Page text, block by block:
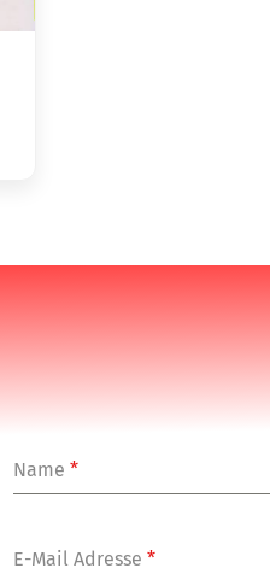
Name*
E-Mail Adresse*